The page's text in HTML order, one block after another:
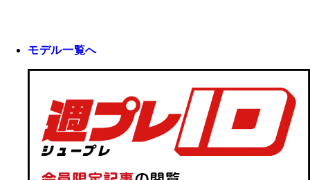
モデル一覧へ